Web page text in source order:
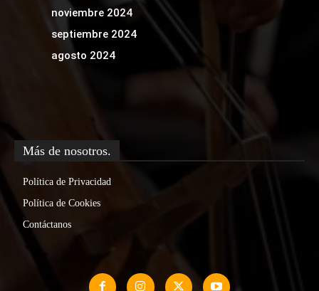
noviembre 2024
septiembre 2024
agosto 2024
Más de nosotros.
Política de Privacidad
Política de Cookies
Contáctanos